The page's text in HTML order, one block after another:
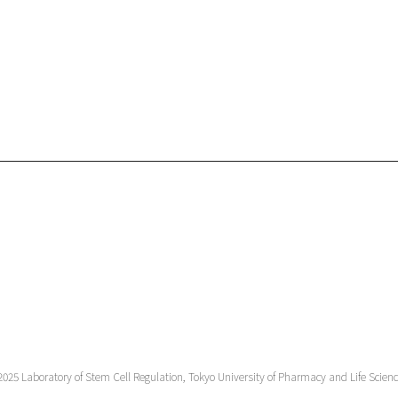
Laboratory of Stem Cell Regulation, Tokyo University of Pharmacy and Life